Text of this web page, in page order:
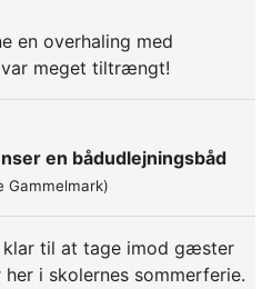
en overhaling med
meget tiltrængt!
en bådudlejningsbåd
Gammelmark)
klar til at tage imod gæster
i skolernes sommerferie.